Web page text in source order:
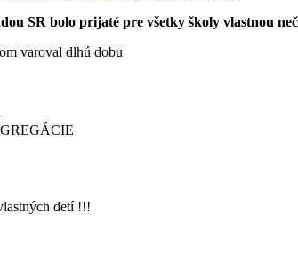
SR bolo prijaté pre všetky školy vlastnou
varoval dlhú dobu
detí !!!